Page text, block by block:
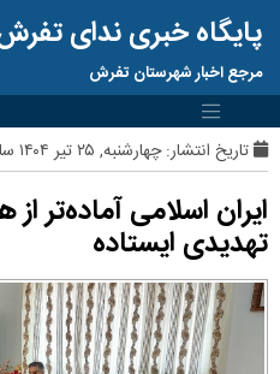
پایگاه خبری ندای
مرجع اخبار شهرستان تفرش
تاریخ انتشار:چهارشنبه, ۲۵ تیر ۱۴۰۴ ساعت:12:53
ایران اسلامی آماده‌تر
تهدیدی ایستاده